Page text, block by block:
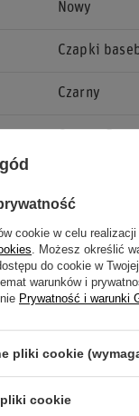
Nowy
Czapki
Czarny
Team
Unisex
Poliester
cookie w celu realizacji
. Możesz określić
do cookie w
warunków i
Prywatność i warunki
pliki cookie
cookie